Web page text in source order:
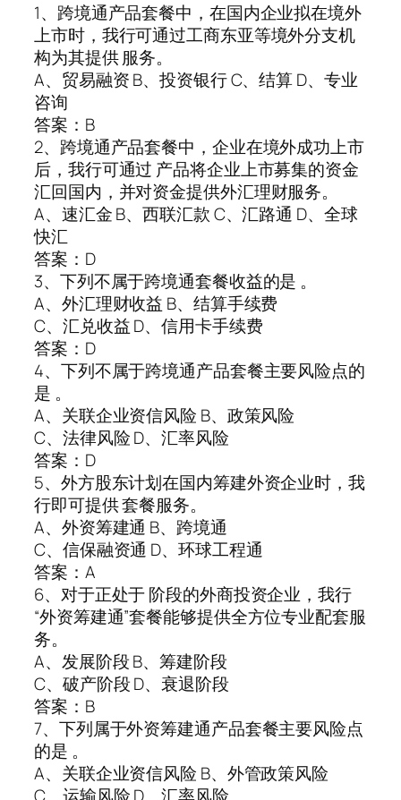
1、跨境通产品套餐中，在国内企业拟在境外
上市时，我行可通过工商东亚等境外分支机
构为其提供 服务。
A、贸易融资 B、投资银行 C、结算 D、专业
咨询
答案：B
2、跨境通产品套餐中，企业在境外成功上市
后，我行可通过 产品将企业上市募集的资金
汇回国内，并对资金提供外汇理财服务。
A、速汇金 B、西联汇款 C、汇路通 D、全球
快汇
答案：D
3、下列不属于跨境通套餐收益的是 。
A、外汇理财收益 B、结算手续费
C、汇兑收益 D、信用卡手续费
答案：D
4、下列不属于跨境通产品套餐主要风险点的
是 。
A、关联企业资信风险 B、政策风险
C、法律风险 D、汇率风险
答案：D
5、外方股东计划在国内筹建外资企业时，我
行即可提供 套餐服务。
A、外资筹建通 B、跨境通
C、信保融资通 D、环球工程通
答案：A
6、对于正处于 阶段的外商投资企业，我行
“外资筹建通”套餐能够提供全方位专业配套服
务。
A、发展阶段 B、筹建阶段
C、破产阶段 D、衰退阶段
答案：B
7、下列属于外资筹建通产品套餐主要风险点
的是 。
A、关联企业资信风险 B、外管政策风险